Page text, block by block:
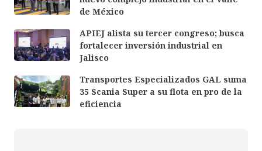
de México
APIEJ alista su tercer congreso; busca
fortalecer inversión industrial en
Jalisco
Transportes Especializados GAL suma
35 Scania Super a su flota en pro de la
eficiencia